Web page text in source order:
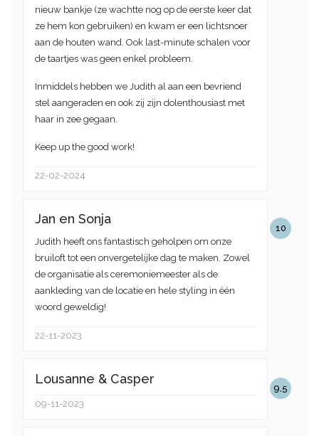
nieuw bankje (ze wachtte nog op de eerste keer dat
ze hem kon gebruiken) en kwam er een lichtsnoer
aan de houten wand. Ook last-minute schalen voor
de taartjes was geen enkel probleem.
Inmiddels hebben we Judith al aan een bevriend
stel aangeraden en ook zij zijn dolenthousiast met
haar in zee gegaan.
Keep up the good work!
22-02-2024
10
Jan en Sonja
Judith heeft ons fantastisch geholpen om onze
bruiloft tot een onvergetelijke dag te maken. Zowel
de organisatie als ceremoniemeester als de
aankleding van de locatie en hele styling in één
woord geweldig!
22-11-2023
9,5
Lousanne & Casper
09-11-2023